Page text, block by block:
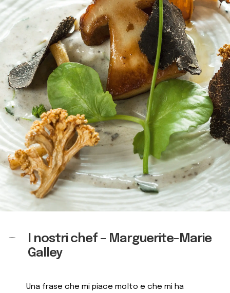
I nostri chef – Marguerite-Marie
Galley
Una frase che mi piace molto e che mi ha